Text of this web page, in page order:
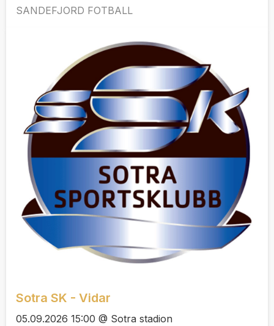
SANDEFJORD FOTBALL
Sotra SK - Vidar
05.09.2026 15:00 @ Sotra stadion